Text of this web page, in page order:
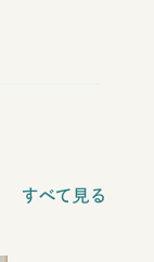
すべて見る